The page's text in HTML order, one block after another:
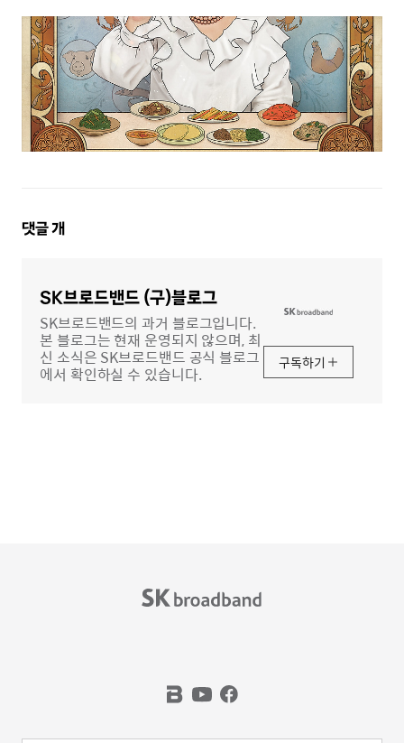
댓
댓글개
SK브로드밴드 (구)블로그
SK브로드밴드의 과거 블로그입니다.
본 블로그는 현재 운영되지 않으며, 최
신 소식은 SK브로드밴드 공식 블로그
에서 확인하실 수 있습니다.
구독하기